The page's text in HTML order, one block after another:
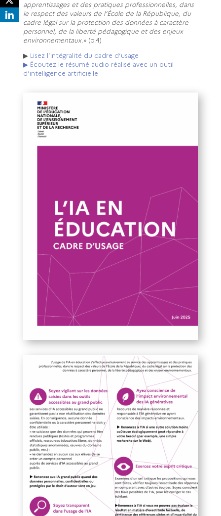
apprentissages et des pratiques professionnelles, dans
le respect des valeurs de l’École de la République, du
cadre légal sur la protection des données à caractère
personnel, de la liberté pédagogique et des enjeux
environnementaux. » (p.4)
▶ Lisez l’intégralité du cadre d’usage
▶ Écoutez le résumé audio réalisé avec un outil
d’intelligence artificielle